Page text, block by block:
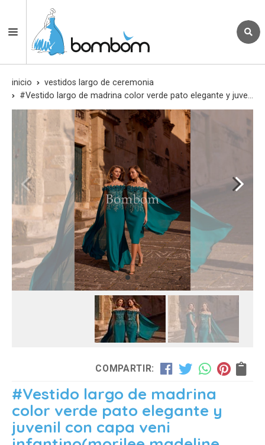
inicio
vestidos largo de ceremonia
#Vestido largo de madrina color verde pato elegante y juvenil con capa veni infantino
COMPARTIR:
#Vestido largo de madrina
color verde pato elegante y
juvenil con capa veni